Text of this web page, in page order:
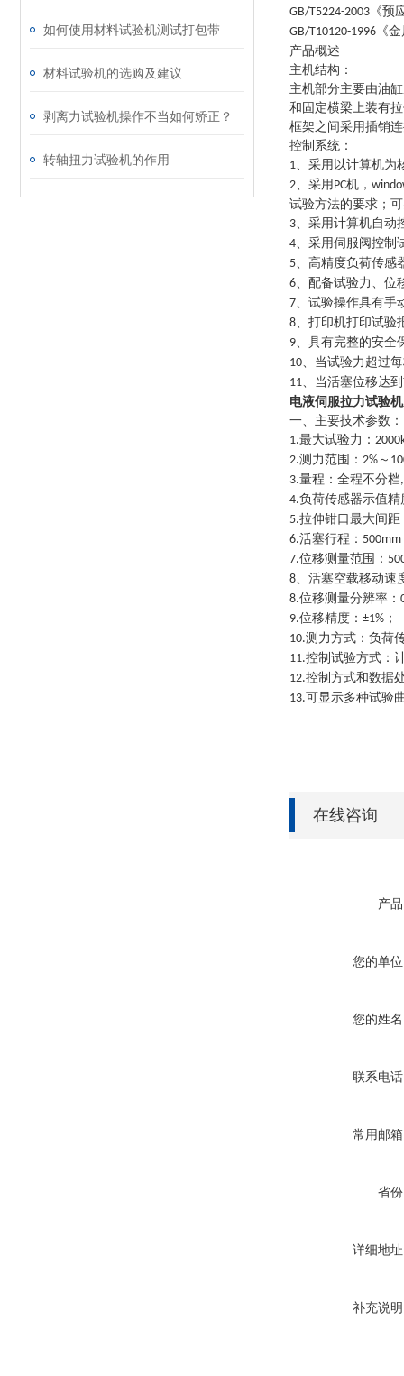
如何使用材料试验机测试打包带
材料试验机的选购及建议
剥离力试验机操作不当如何矫正？
转轴扭力试验机的作用
GB/T5224-2003 《预
GB/T10120-1996 《
产品概述
主机结构：
主机部分主要由油
和固定横梁上装有
框架之间采用插销
控制系统：
1、采用以计算机为
2、采用 PC机，
试验方法的要求；
3、采用计算机自动
4、采用伺服阀控制
5、高精度负荷传感
6、配备试验力、位
7、试验操作具有手
8、打印机打印试验
9、具有完整的安全
10、当试验力超过
11、当活塞位移达
电液伺服拉力试验机
一、主要技术参数：
1.最大试验力：
2.测力范围： 2% ～
3.量程：全程不分档,
4.负荷传感器示值精
5.拉伸钳口最大间
6.活塞行程： 500mm
7.位移测量范围：
8、活塞空载移动速
8.位移测量分辨率：
9.位移精度： ±1% ；
10.测力方式：负荷
11.控制试验方式：
12.控制方式和数据
13.可显示多种试验
在线咨询
产
您的单
您的姓
联系电
常用邮
省
详细地
补充说